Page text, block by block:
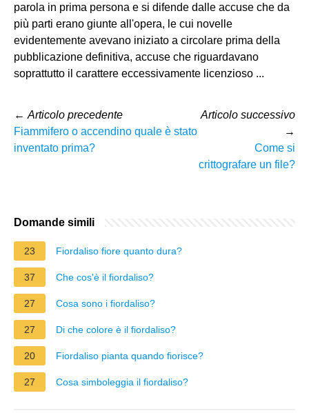
parola in prima persona e si difende dalle accuse che da
più parti erano giunte all'opera, le cui novelle
evidentemente avevano iniziato a circolare prima della
pubblicazione definitiva, accuse che riguardavano
soprattutto il carattere eccessivamente licenzioso ...
← Articolo precedente
Fiammifero o accendino quale è stato
inventato prima?
Articolo successivo
→
Come si
crittografare un file?
Domande simili
23 Fiordaliso fiore quanto dura?
37 Che cos'è il fiordaliso?
27 Cosa sono i fiordaliso?
27 Di che colore è il fiordaliso?
20 Fiordaliso pianta quando fiorisce?
27 Cosa simboleggia il fiordaliso?